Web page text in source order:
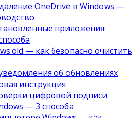
OneDrive в Windows —
приложения
— как безопасно очистить
об обновлениях
инструкция
цифровой подписи
— 3 способа